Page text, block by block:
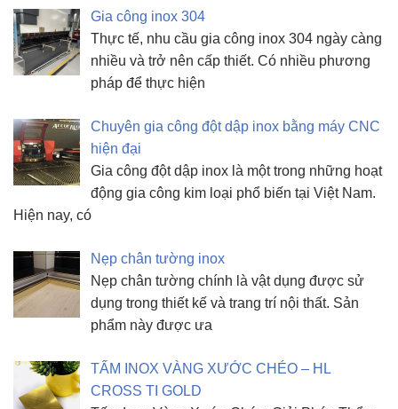
Gia công inox 304
Thực tế, nhu cầu gia công inox 304 ngày càng
nhiều và trở nên cấp thiết. Có nhiều phương
pháp để thực hiện
Chuyên gia công đột dập inox bằng máy CNC
hiện đại
Gia công đột dập inox là một trong những hoạt
động gia công kim loại phổ biến tại Việt Nam.
Hiện nay, có
Nẹp chân tường inox
Nẹp chân tường chính là vật dụng được sử
dụng trong thiết kế và trang trí nội thất. Sản
phẩm này được ưa
TẤM INOX VÀNG XƯỚC CHÉO – HL
CROSS TI GOLD